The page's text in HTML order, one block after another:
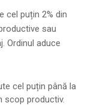
cel puțin 2% din
sau
Ordinul aduce
cel puțin până la
scop productiv.